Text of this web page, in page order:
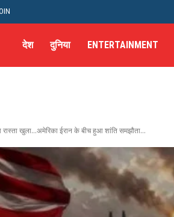
देश दुनिया ENTERTAINMENT
रास्ता खुला...अमेरिका ईरान के बीच हुआ शांति समझौता...